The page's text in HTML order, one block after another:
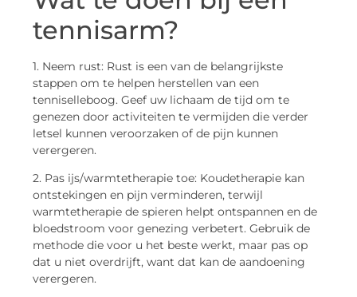
tennisarm?
1. Neem rust: Rust is een van de belangrijkste
stappen om te helpen herstellen van een
tenniselleboog. Geef uw lichaam de tijd om te
genezen door activiteiten te vermijden die verder
letsel kunnen veroorzaken of de pijn kunnen
verergeren.
2. Pas ijs/warmtetherapie toe: Koudetherapie kan
ontstekingen en pijn verminderen, terwijl
warmtetherapie de spieren helpt ontspannen en de
bloedstroom voor genezing verbetert. Gebruik de
methode die voor u het beste werkt, maar pas op
dat u niet overdrijft, want dat kan de aandoening
verergeren.